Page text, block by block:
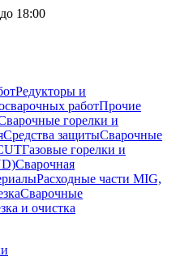
18:00
Редукторы и
работПрочие
горелки и
Средства защитыСварочные
Газовые горелки и
Сварочная
Расходные части MIG,
Сварочные
и очистка